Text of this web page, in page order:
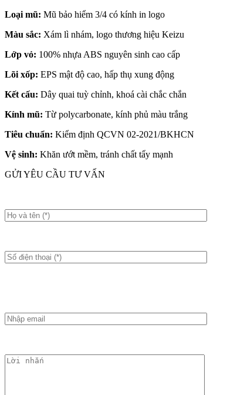
Loại mũ: Mũ bảo hiểm 3/4 có kính in logo
Màu sắc: Xám lì nhám, logo thương hiệu Keizu
Lớp vỏ: 100% nhựa ABS nguyên sinh cao cấp
Lõi xốp: EPS mật độ cao, hấp thụ xung động
Kết cấu: Dây quai tuỳ chỉnh, khoá cài chắc chắn
Kính mũ: Từ polycarbonate, kính phủ màu trắng
Tiêu chuẩn: Kiểm định QCVN 02-2021/BKHCN
Vệ sinh: Khăn ướt mềm, tránh chất tẩy mạnh
GỬI YÊU CẦU TƯ VẤN